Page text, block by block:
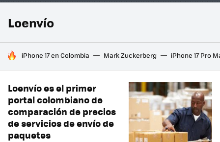
Loenvío
HOY SE HABLA DE
iPhone 17 en Colombia Mark Zuckerberg iPhone 17 Pro
Loenvío es el primer
portal colombiano de
comparación de precios
de servicios de envío de
paquetes